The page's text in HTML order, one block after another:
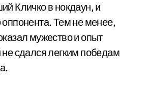
Кличко в нокдаун, и
оппонента. Тем не менее,
мужество и опыт
сдался легким победам